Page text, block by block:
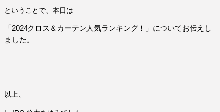
ということで、本日は
「2024クロス＆カーテン人気ランキング！」についてお伝えし
ました。
以上、